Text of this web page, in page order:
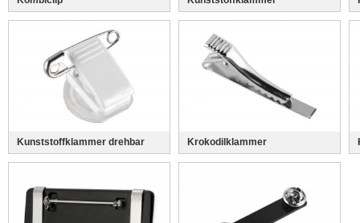
Kunststoffklammer drehbar Krokodilklammer